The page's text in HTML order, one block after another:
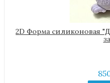
2D Форма силиконовая